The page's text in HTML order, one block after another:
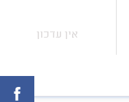
אין עדכון